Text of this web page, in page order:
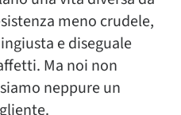
meno crudele,
e diseguale
Ma noi non
neppure un